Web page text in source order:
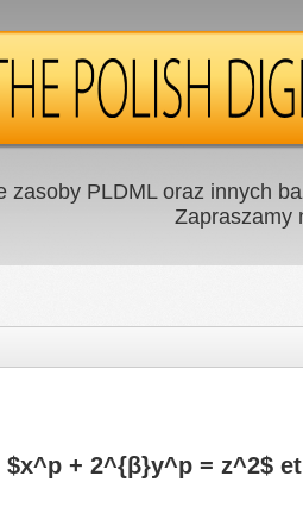
zasoby PLDML oraz innych
Zapraszamy
+ 2^{β}y^p = z^2$